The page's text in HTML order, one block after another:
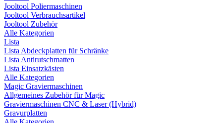
Jooltool Poliermaschinen
Jooltool Verbrauchsartikel
Jooltool Zubehör
Alle Kategorien
Lista
Lista Abdeckplatten für Schränke
Lista Antirutschmatten
Lista Einsatzkästen
Alle Kategorien
Magic Graviermaschinen
Allgemeines Zubehör für Magic
Graviermaschinen CNC & Laser (Hybrid)
Gravurplatten